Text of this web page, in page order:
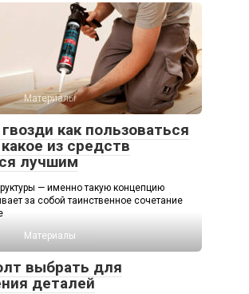
Материалы
как пользоваться
из средств
лучшим
— именно такую концепцию
за собой таинственное сочетание
Материалы
выбрать для
деталей